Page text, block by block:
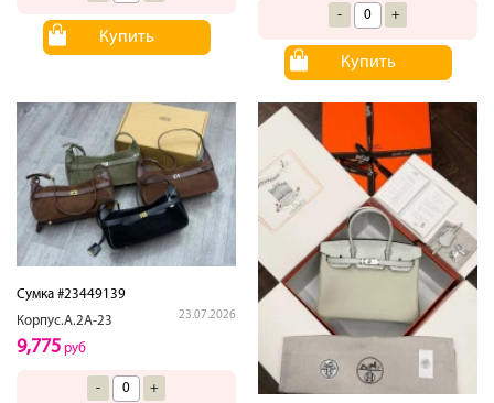
Купить
- +
Купить
Сумка #23449139
Корпус.А.2А-23
23.07.2026
9,775 руб
- +